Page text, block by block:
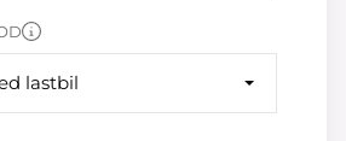
lastbil